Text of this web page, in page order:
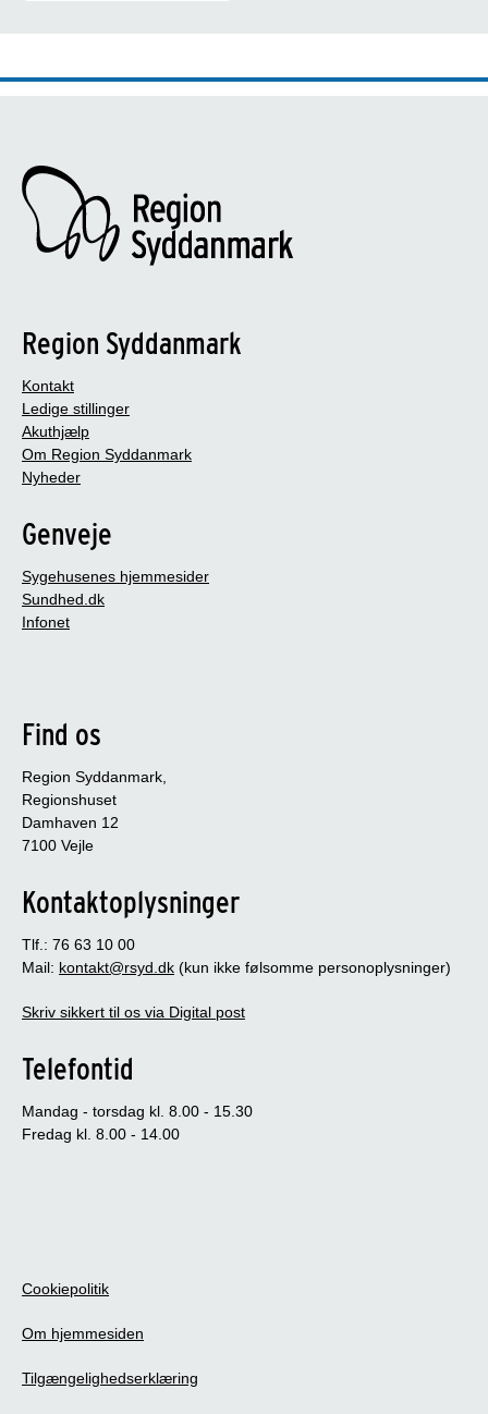
Region Syddanmark
Kontakt
Ledige stillinger
Akuthjælp
Om Region Syddanmark
Nyheder
Genveje
Sygehusenes hjemmesider
Sundhed.dk
Infonet
Find os
Region Syddanmark,
Regionshuset
Damhaven 12
7100 Vejle
Kontaktoplysninger
Tlf.: 76 63 10 00
Mail: kontakt@rsyd.dk (kun ikke følsomme personoplysninger)
Skriv sikkert til os via Digital post
Telefontid
Mandag - torsdag kl. 8.00 - 15.30
Fredag kl. 8.00 - 14.00
Cookiepolitik
Om hjemmesiden
Tilgængelighedserklæring